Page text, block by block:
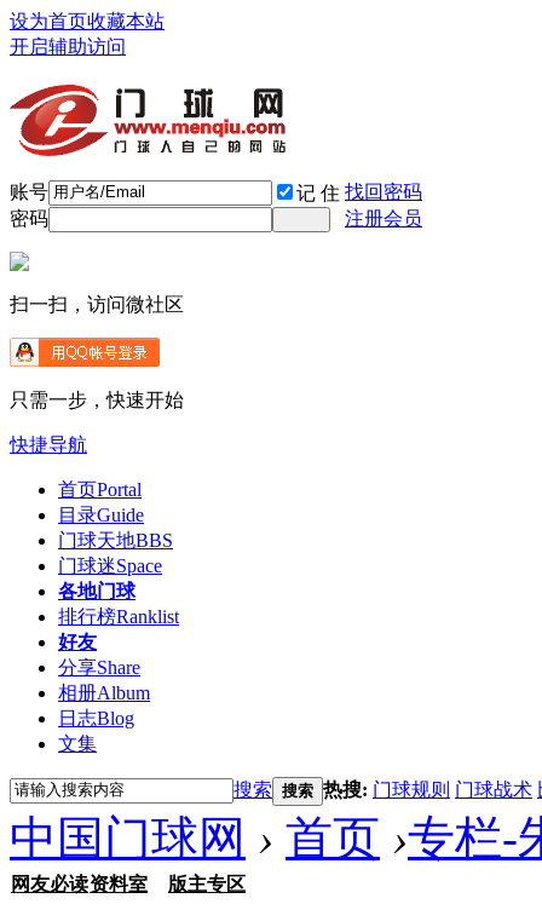
设为首页收藏本站
开启辅助访问
账号 记 住 找回密码
密码
注册会员
扫一扫，访问微社区
只需一步，快速开始
快捷导航
首页Portal
目录Guide
门球天地BBS
门球迷Space
各地门球
排行榜Ranklist
好友
分享Share
相册Album
日志Blog
文集
搜索 搜索 热搜: 门球规则 门球战术
中国门球网 › 首页 ›专栏-
网友必读资料室 版主专区